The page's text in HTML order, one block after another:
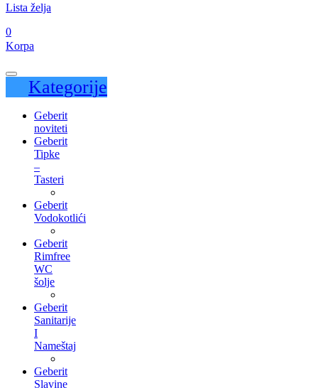
Lista želja
0
Korpa
Kategorije
Geberit
noviteti
Geberit
Tipke
–
Tasteri
Geberit
Vodokotlići
Geberit
Rimfree
WC
šolje
Geberit
Sanitarije
I
Nameštaj
Geberit
Slavine